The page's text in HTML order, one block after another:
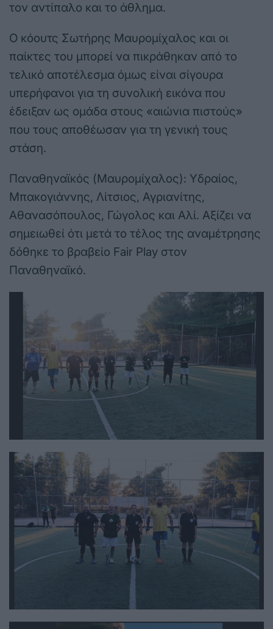
τον αντίπαλο και το άθλημα.
Ο κόουτς Σωτήρης Μαυρομίχαλος και οι
παίκτες του μπορεί να πικράθηκαν από το
τελικό αποτέλεσμα όμως είναι σίγουρα
υπερήφανοι για τη συνολική εικόνα που
έδειξαν ως ομάδα στους «αιώνια πιστούς»
που τους αποθέωσαν για τη γενική τους
στάση.
Παναθηναϊκός (Μαυρομίχαλος): Υδραίος,
Μπακογιάννης, Λίτσιος, Αγριανίτης,
Αθανασόπουλος, Γώγολος και Αλί. Αξίζει να
σημειωθεί ότι μετά το τέλος της αναμέτρησης
δόθηκε το βραβείο Fair Play στον
Παναθηναϊκό.